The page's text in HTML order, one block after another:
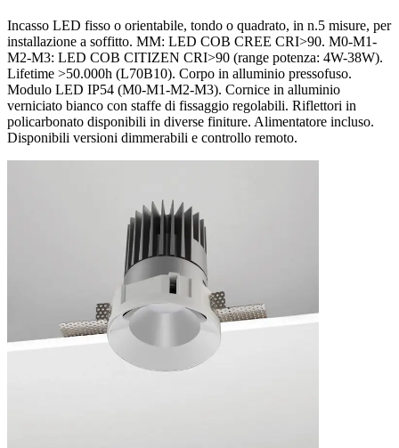
Incasso LED fisso o orientabile, tondo o quadrato, in n.5 misure, per
installazione a soffitto. MM: LED COB CREE CRI>90. M0-M1-
M2-M3: LED COB CITIZEN CRI>90 (range potenza: 4W-38W).
Lifetime >50.000h (L70B10). Corpo in alluminio pressofuso.
Modulo LED IP54 (M0-M1-M2-M3). Cornice in alluminio
verniciato bianco con staffe di fissaggio regolabili. Riflettori in
policarbonato disponibili in diverse finiture. Alimentatore incluso.
Disponibili versioni dimmerabili e controllo remoto.